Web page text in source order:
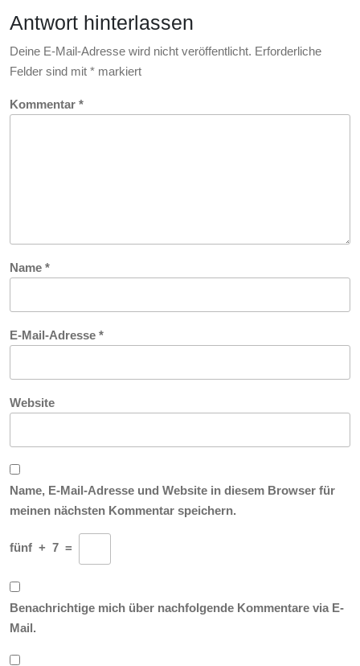
Antwort hinterlassen
Deine E-Mail-Adresse wird nicht veröffentlicht. Erforderliche
Felder sind mit * markiert
Kommentar *
Name *
E-Mail-Adresse *
Website
Name, E-Mail-Adresse und Website in diesem Browser für
meinen nächsten Kommentar speichern.
fünf + 7 =
Benachrichtige mich über nachfolgende Kommentare via E-
Mail.